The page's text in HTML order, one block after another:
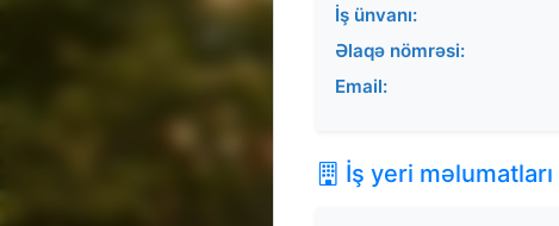
İş ünvanı:
Əlaqə nömrəsi:
Email:
İş yeri məlumatları